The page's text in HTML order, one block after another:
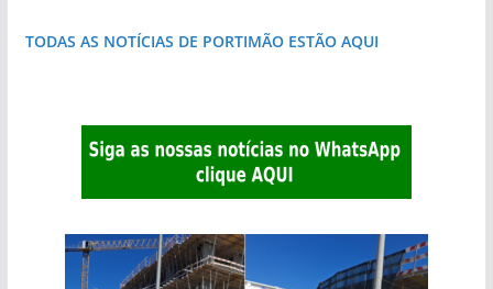
TODAS AS NOTÍCIAS DE PORTIMÃO ESTÃO AQUI